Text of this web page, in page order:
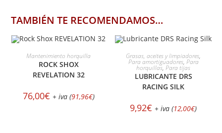
TAMBIÉN TE RECOMENDAMOS…
SELECCIONAR OPCIONES
Mantenimiento horquilla
ROCK SHOX
REVELATION 32
76,00€ + iva (91,96€)
AÑADIR AL CARRITO
Grasas, aceites y limpiadores,
Para amortiguadores, Para
horquillas,Para tijas
LUBRICANTE DRS
RACING SILK
9,92€ + iva (12,00€)